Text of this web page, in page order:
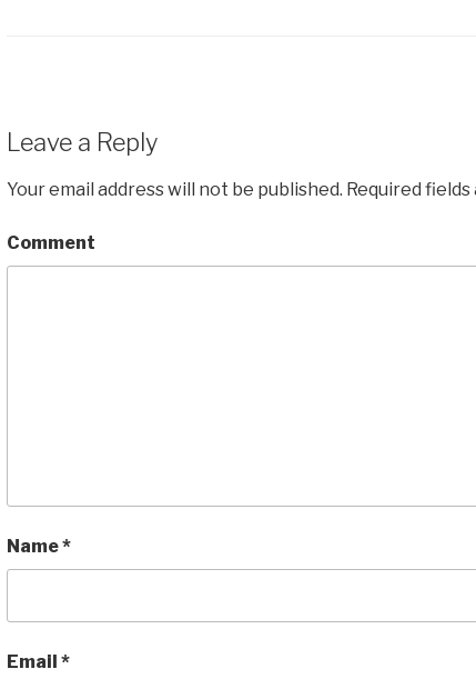
Leave a Reply
Your email address will not be published. Required
Comment
Name*
Email *